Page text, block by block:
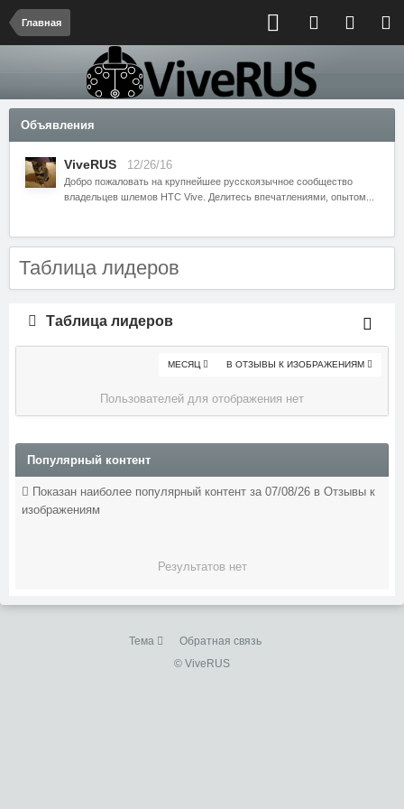
Главная
Объявления
ViveRUS 12/26/16
Добро пожаловать на крупнейшее русскоязычное сообщество
владельцев шлемов HTC Vive. Делитесь впечатлениями, опытом...
Таблица лидеров
Таблица лидеров
В ОТЗЫВЫ К ИЗОБРАЖЕНИЯМ
МЕСЯЦ
Пользователей для отображения нет
Популярный контент
Показан наиболее популярный контент за 07/08/26 в Отзывы к
изображениям
Результатов нет
Тема
Обратная связь
© ViveRUS